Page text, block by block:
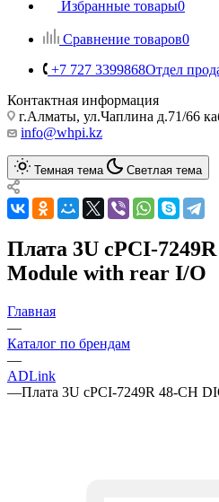
Избранные товары0
Сравнение товаров0
+7 727 3399868Отдел
Контактная информация
г.Алматы, ул.Чаплина д.71/66
info@whpi.kz
Темная тема Светлая тема
Плата 3U cPCI-
Module with rear I/O
Главная
—
Каталог по брендам
—
ADLink
—Плата 3U cPCI-7249R 48-CH